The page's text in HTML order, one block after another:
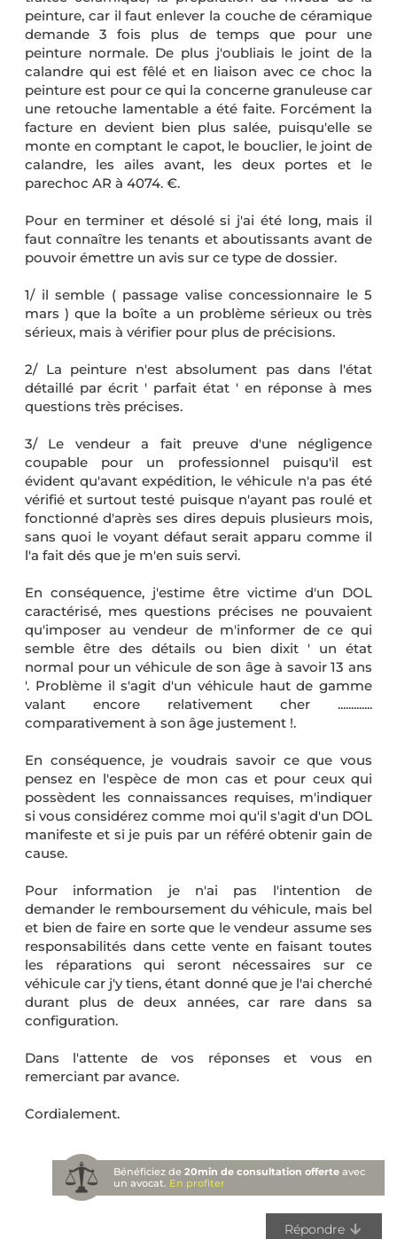
peinture, car il faut enlever la couche de céramique
demande 3 fois plus de temps que pour une
peinture normale. De plus j'oubliais le joint de la
calandre qui est fêlé et en liaison avec ce choc la
peinture est pour ce qui la concerne granuleuse car
une retouche lamentable a été faite. Forcément la
facture en devient bien plus salée, puisqu'elle se
monte en comptant le capot, le bouclier, le joint de
calandre, les ailes avant, les deux portes et le
parechoc AR à 4074. €.
Pour en terminer et désolé si j'ai été long, mais il
faut connaître les tenants et aboutissants avant de
pouvoir émettre un avis sur ce type de dossier.
1/ il semble ( passage valise concessionnaire le 5
mars ) que la boîte a un problème sérieux ou très
sérieux, mais à vérifier pour plus de précisions.
2/ La peinture n'est absolument pas dans l'état
détaillé par écrit ' parfait état ' en réponse à mes
questions très précises.
3/ Le vendeur a fait preuve d'une négligence
coupable pour un professionnel puisqu'il est
évident qu'avant expédition, le véhicule n'a pas été
vérifié et surtout testé puisque n'ayant pas roulé et
fonctionné d'après ses dires depuis plusieurs mois,
sans quoi le voyant défaut serait apparu comme il
l'a fait dés que je m'en suis servi.
En conséquence, j'estime être victime d'un DOL
caractérisé, mes questions précises ne pouvaient
qu'imposer au vendeur de m'informer de ce qui
semble être des détails ou bien dixit ' un état
normal pour un véhicule de son âge à savoir 13 ans
'. Problème il s'agit d'un véhicule haut de gamme
valant encore relativement cher .............
comparativement à son âge justement !.
En conséquence, je voudrais savoir ce que vous
pensez en l'espèce de mon cas et pour ceux qui
possèdent les connaissances requises, m'indiquer
si vous considérez comme moi qu'il s'agit d'un DOL
manifeste et si je puis par un référé obtenir gain de
cause.
Pour information je n'ai pas l'intention de
demander le remboursement du véhicule, mais bel
et bien de faire en sorte que le vendeur assume ses
responsabilités dans cette vente en faisant toutes
les réparations qui seront nécessaires sur ce
véhicule car j'y tiens, étant donné que je l'ai cherché
durant plus de deux années, car rare dans sa
configuration.
Dans l'attente de vos réponses et vous en
remerciant par avance.
Cordialement.
Bénéficiez de20min de consultation offerte avec
un avocat. En profiter
Répondre